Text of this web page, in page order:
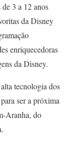
3 a 12 anos
da Disney
enriquecedoras
da Disney.
tecnologia dos
ser a próxima
Aranha, do